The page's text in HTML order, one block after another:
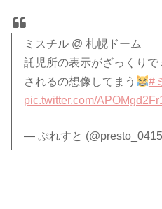
ミスチル @ 札幌ドーム
託児所の表示がざっくり
されるの想像してまう
#
pic.twitter.com/
— ぷれすと